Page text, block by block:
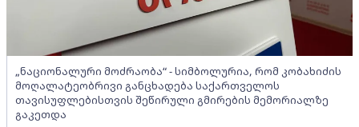
„ნაციონალური მოძრაობა“ - სიმბოლურია, რომ კობახიძის
მოღალატეობრივი განცხადება საქართველოს
თავისუფლებისთვის შეწირული გმირების მემორიალზე
გაკეთდა